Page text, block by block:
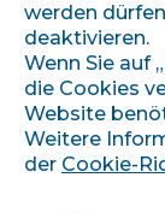
Úvod› Artikel und
Máte již
werden
deaktivieren.
Wenn Sie auf
die Cookies
Website
Weitere
der Cookie-